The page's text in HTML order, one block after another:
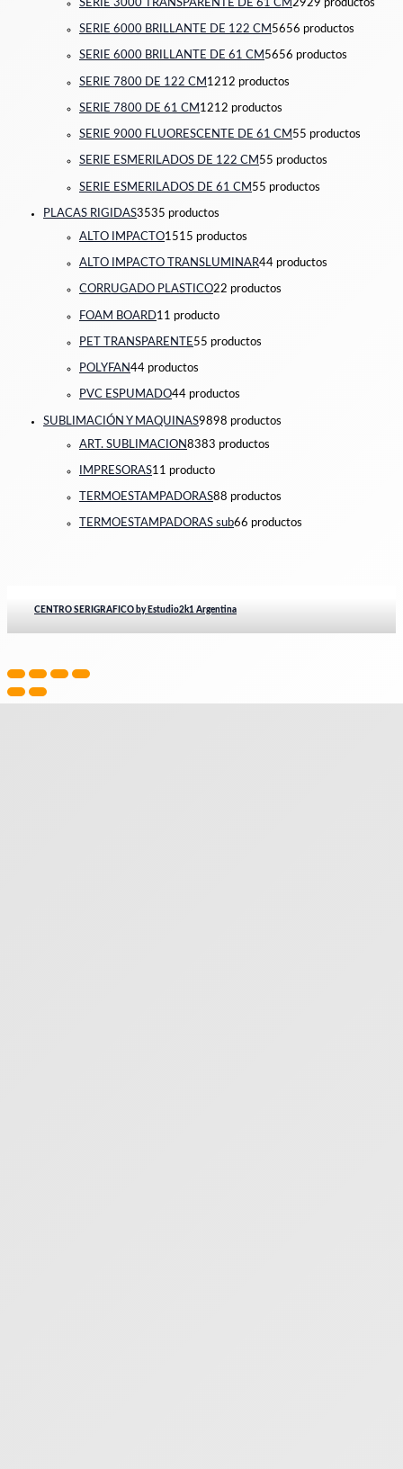
SERIE 3000 TRANSPARENTE DE 61 CM2929 productos
SERIE 6000 BRILLANTE DE 122 CM 5656 productos
SERIE 6000 BRILLANTE DE 61 CM 5656 productos
SERIE 7800 DE 122 CM 1212 productos
SERIE 7800 DE 61 CM 1212 productos
SERIE 9000 FLUORESCENTE DE 61 CM 55 productos
SERIE ESMERILADOS DE 122 CM 55 productos
SERIE ESMERILADOS DE 61 CM 55 productos
PLACAS RIGIDAS3535 productos
ALTO IMPACTO1515 productos
ALTO IMPACTO TRANSLUMINAR44 productos
CORRUGADO PLASTICO22 productos
FOAM BOARD1 1 producto
PET TRANSPARENTE55 productos
POLYFAN44 productos
PVC ESPUMADO44 productos
SUBLIMACIÓN Y MAQUINAS9898 productos
ART. SUBLIMACION8383 productos
IMPRESORAS11 producto
TERMOESTAMPADORAS88 productos
TERMOESTAMPADORAS sub66 productos
CENTRO SERIGRAFICO by Estudio2k1 Argentina